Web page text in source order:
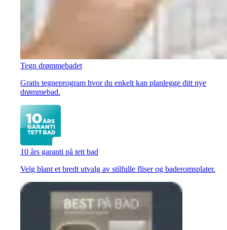
Tegn drømmebadet
Gratis tegneprogram hvor du enkelt kan planlegge ditt nye
drømmebad.
10 års garanti på tett bad
Velg blant et bredt utvalg av stilfulle fliser og baderomsplater.